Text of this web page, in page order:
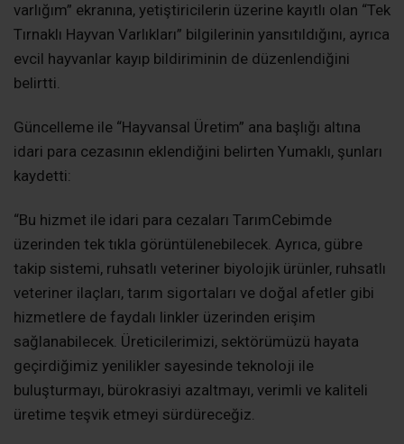
varlığım” ekranına, yetiştiricilerin üzerine kayıtlı olan “Tek
Tırnaklı Hayvan Varlıkları” bilgilerinin yansıtıldığını, ayrıca
evcil hayvanlar kayıp bildiriminin de düzenlendiğini
belirtti.
Güncelleme ile “Hayvansal Üretim” ana başlığı altına
idari para cezasının eklendiğini belirten Yumaklı, şunları
kaydetti:
“Bu hizmet ile idari para cezaları TarımCebimde
üzerinden tek tıkla görüntülenebilecek. Ayrıca, gübre
takip sistemi, ruhsatlı veteriner biyolojik ürünler, ruhsatlı
veteriner ilaçları, tarım sigortaları ve doğal afetler gibi
hizmetlere de faydalı linkler üzerinden erişim
sağlanabilecek. Üreticilerimizi, sektörümüzü hayata
geçirdiğimiz yenilikler sayesinde teknoloji ile
buluşturmayı, bürokrasiyi azaltmayı, verimli ve kaliteli
üretime teşvik etmeyi sürdüreceğiz.